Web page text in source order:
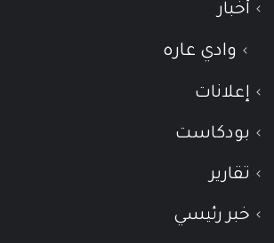
أخبار
وادي عاره
إعلانات
بودكاست
تقارير
خبر رئيسي